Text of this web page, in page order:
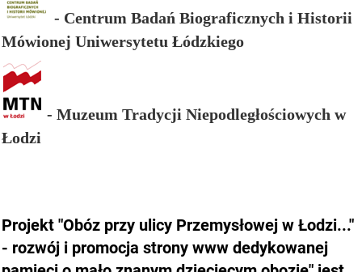
- Centrum Badań Biograficznych i Historii
Mówionej Uniwersytetu Łódzkiego
- Muzeum Tradycji Niepodległościowych w
Łodzi
Projekt "Obóz przy ulicy Przemysłowej w Łodzi..."
- rozwój i promocja strony www dedykowanej